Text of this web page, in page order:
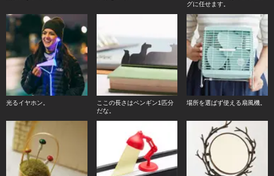
グに任せます。
光るイヤホン。
ここの長さはペンギン1匹分
だな。
場所を選ばず使える扇風機。